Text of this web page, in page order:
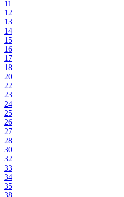
11
12
13
14
15
16
17
18
20
22
23
24
25
26
27
28
30
32
33
34
35
38